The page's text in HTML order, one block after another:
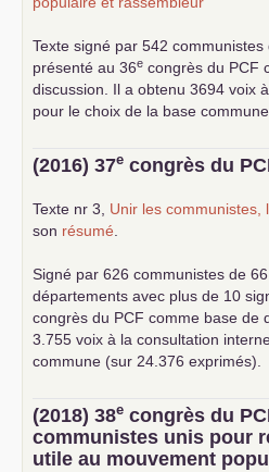
Texte signé par 542
présenté au 36e congrès du PCF
discussion. Il a obtenu 3694 voix
pour le choix de la base
(2016) 37e congrès du
Texte nr 3, Unir les communistes,
son résumé
Signé par 626 communistes de
départements avec plus de 10
congrès du PCF comme base de
3.755 voix à la consultation
commune (sur 24.376 exprimés).
(2018) 38e congrès du
communistes unis pour
utile au mouvement